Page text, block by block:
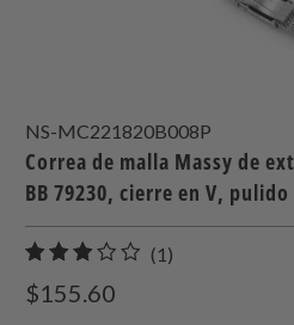
NS-MC221820B008P
Correa de malla Massy de
BB 79230, cierre en V, pulido
(1)
$155.60